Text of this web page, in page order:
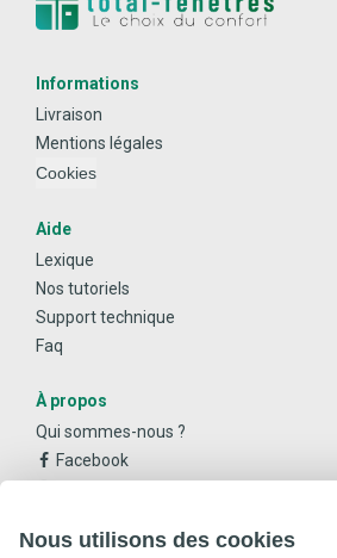
Informations
Livraison
Mentions légales
Cookies
Aide
Lexique
Nos tutoriels
Support technique
Faq
À propos
Qui sommes-nous ?
Facebook
Nous utilisons des cookies